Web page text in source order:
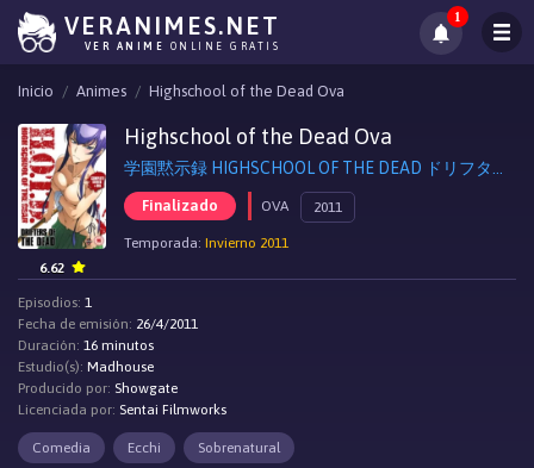
VERANIMES.NET
VER ANIME ONLINE GRATIS
1
Inicio Animes Highschool of the Dead Ova
Highschool of the Dead Ova
Finalizado OVA 2011
Temporada: Invierno 2011
6.62
Episodios: 1
Fecha de emisión: 26/4/2011
Duración: 16 minutos
Estudio(s): Madhouse
Producido por: Showgate
Licenciada por: Sentai Filmworks
Comedia Ecchi Sobrenatural